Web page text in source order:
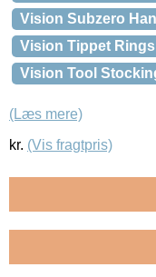
Vision Subzero
Vision Tippet
Vision Tool
(Læs mere)
kr. (Vis fragtpris)